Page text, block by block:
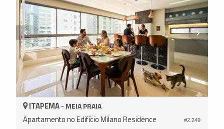
#2.249
ITAPEMA - MEIA PRAIA
Apartamento no Edifício Milano Residence